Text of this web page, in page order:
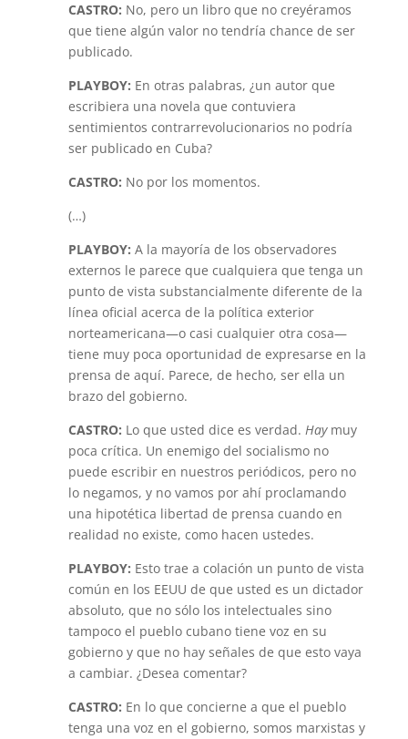
CASTRO: No, pero un libro que no creyéramos
que tiene algún valor no tendría chance de ser
publicado.
PLAYBOY: En otras palabras, ¿un autor que
escribiera una novela que contuviera
sentimientos contrarrevolucionarios no podría
ser publicado en Cuba?
CASTRO: No por los momentos.
(…)
PLAYBOY: A la mayoría de los observadores
externos le parece que cualquiera que tenga un
punto de vista substancialmente diferente de la
línea oficial acerca de la política exterior
norteamericana—o casi cualquier otra cosa—
tiene muy poca oportunidad de expresarse en la
prensa de aquí. Parece, de hecho, ser ella un
brazo del gobierno.
CASTRO: Lo que usted dice es verdad. Haymuy
poca crítica. Un enemigo del socialismo no
puede escribir en nuestros periódicos, pero no
lo negamos, y no vamos por ahí proclamando
una hipotética libertad de prensa cuando en
realidad no existe, como hacen ustedes.
PLAYBOY: Esto trae a colación un punto de vista
común en los EEUU de que usted es un dictador
absoluto, que no sólo los intelectuales sino
tampoco el pueblo cubano tiene voz en su
gobierno y que no hay señales de que esto vaya
a cambiar. ¿Desea comentar?
CASTRO: En lo que concierne a que el pueblo
tenga una voz en el gobierno, somos marxistas y